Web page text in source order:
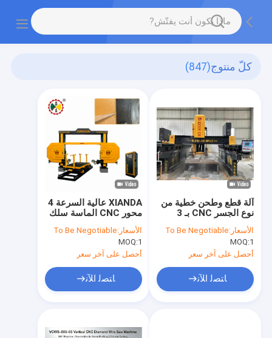
كلّ منتوج(847)
XIANDA عالية السرعة 4
محور CNC الماسة سلك
المنشار للقطع الدقيق من
الحجر
الأسعار:To Be Negotiable
MOQ:1
أحصل على آخر سعر
ﺎﺘﺼﻟ ﺍﻶﻧ
آلة قطع وطحن خطية من
نوع الجسر CNC بـ 3
واط للجرانيت والرخام
الأسعار:To Be Negotiable
MOQ:1
أحصل على آخر سعر
ﺎﺘﺼﻟ ﺍﻶﻧ